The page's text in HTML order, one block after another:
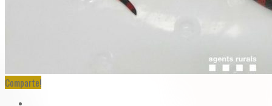
Comparte!